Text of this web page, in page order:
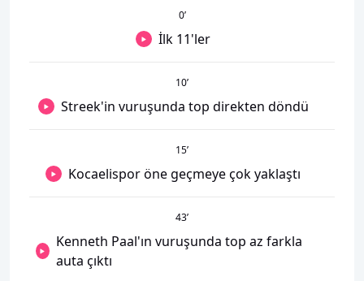
0’
İlk 11'ler
10’
Streek'in vuruşunda top direkten döndü
15’
Kocaelispor öne geçmeye çok yaklaştı
43’
Kenneth Paal'ın vuruşunda top az farkla
auta çıktı